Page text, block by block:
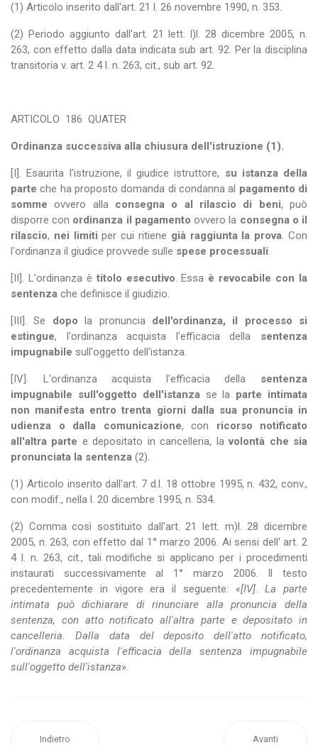
(1) Articolo inserito dall'art. 21 l. 26 novembre 1990, n. 353.
(2) Periodo aggiunto dall'art. 21 lett. l)l. 28 dicembre 2005, n.
263, con effetto dalla data indicata sub art. 92. Per la disciplina
transitoria v. art. 2 4 l. n. 263, cit., sub art. 92.
ARTICOLO 186 QUATER
Ordinanza successiva alla chiusura dell'istruzione (1).
[I]. Esaurita l'istruzione, il giudice istruttore, su istanza della
parte che ha proposto domanda di condanna al pagamento di
somme ovvero alla consegna o al rilascio di beni, può
disporre con ordinanza il pagamento ovvero la consegna o il
rilascio, nei limiti per cui ritiene già raggiunta la prova. Con
l'ordinanza il giudice provvede sulle spese processuali.
[II]. L'ordinanza è titolo esecutivo. Essa è revocabile con la
sentenza che definisce il giudizio.
[III]. Se dopo la pronuncia dell'ordinanza, il processo si
estingue, l'ordinanza acquista l'efficacia della sentenza
impugnabile sull'oggetto dell'istanza.
[IV]. L'ordinanza acquista l'efficacia della sentenza
impugnabile sull'oggetto dell'istanzase la parte intimata
non manifesta entro trenta giorni dalla sua pronuncia in
udienza o dalla comunicazione, con ricorso notificato
all'altra parte e depositato in cancelleria, lavolontà che sia
pronunciata la sentenza (2).
(1) Articolo inserito dall'art. 7 d.l. 18 ottobre 1995, n. 432, conv.,
con modif., nella l. 20 dicembre 1995, n. 534.
(2) Comma così sostituito dall'art. 21 lett. m)l. 28 dicembre
2005, n. 263, con effetto dal 1° marzo 2006. Ai sensi dell' art. 2
4 l. n. 263, cit., tali modifiche si applicano per i procedimenti
instaurati successivamente al 1° marzo 2006. Il testo
precedentemente in vigore era il seguente: «[IV]. La parte
intimata può dichiarare di rinunciare alla pronuncia della
sentenza, con atto notificato all'altra parte e depositato in
cancelleria. Dalla data del deposito dell'atto notificato,
l'ordinanza acquista l'efficacia della sentenza impugnabile
sull'oggetto dell'istanza».
Indietro Avanti